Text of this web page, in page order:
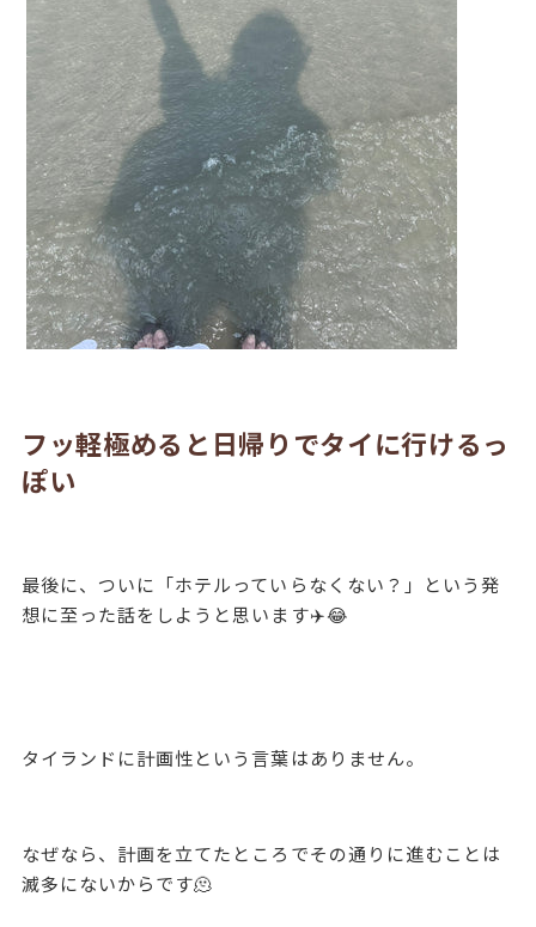
フッ軽極めると日帰りでタイに行けるっ
ぽい
最後に、ついに「ホテルっていらなくない？」という発
想に至った話をしようと思います✈️😂
タイランドに計画性という言葉はありません。
なぜなら、計画を立てたところでその通りに進むことは
滅多にないからです🫠